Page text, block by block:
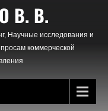
В. В.
Научные исследования и
коммерческой